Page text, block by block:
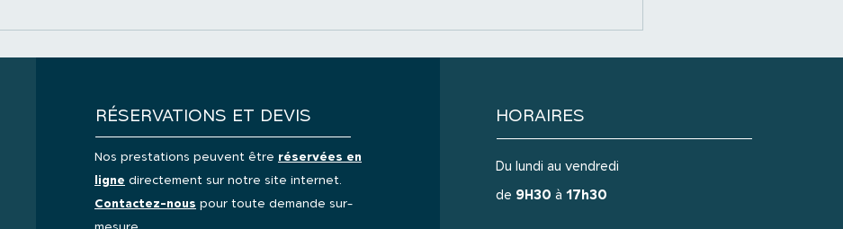
plutôt que de le faire soi-
RÉSERVATIONS ET DEVIS HORAIRES
Du lundi au vendredi
de 9H30à 17h30
Nos prestations peuvent être réservées en
ligne directement sur notre site internet.
Contactez-nous pour toute demande sur-